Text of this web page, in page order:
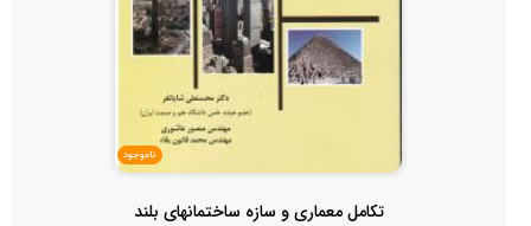
ناموجود
تکامل معماری و سازه ساختمانهای بلند